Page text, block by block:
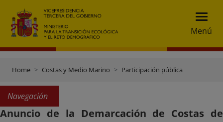
Menú
Home Costas y Medio Marino Participación pública
Navegación
Anuncio de la Demarcación de Costas de